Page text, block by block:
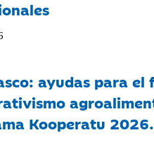
ayudas para el
Kooperatu 2026.